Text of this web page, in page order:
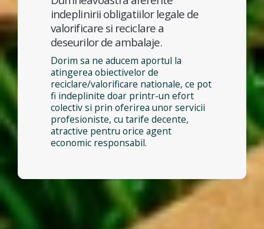
indeplinirii obligatiilor legale de
valorificare si reciclare a
deseurilor de ambalaje.
Dorim sa ne aducem aportul la
atingerea obiectivelor de
reciclare/valorificare nationale, ce pot
fi indeplinite doar printr-un efort
colectiv si prin oferirea unor servicii
profesioniste, cu tarife decente,
atractive pentru orice agent
economic responsabil.